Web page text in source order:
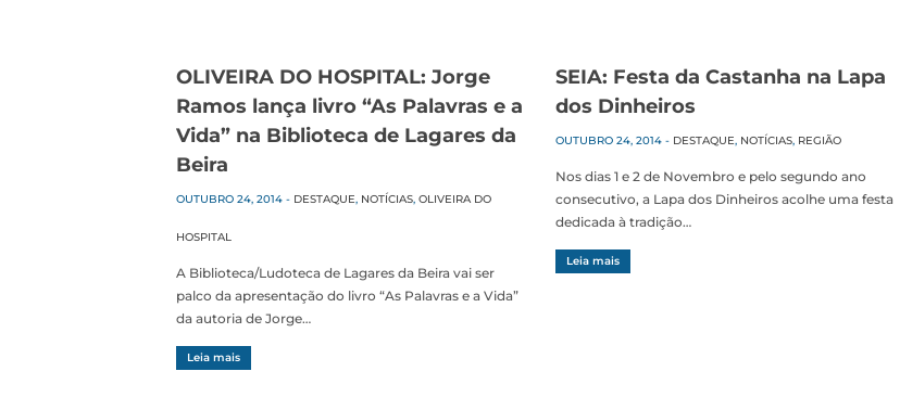
OLIVEIRA DO HOSPITAL: Jorge
Ramos lança livro “As Palavras e a
Vida” na Biblioteca de Lagares da
Beira
OUTUBRO 24, 2014 - DESTAQUE, NOTÍCIAS, OLIVEIRA DO
HOSPITAL
A Biblioteca/Ludoteca de Lagares da Beira vai ser
palco da apresentação do livro “As Palavras e a Vida”
da autoria de Jorge…
Leia mais
SEIA: Festa da Castanha na Lapa
dos Dinheiros
OUTUBRO 24, 2014 - DESTAQUE, NOTÍCIAS, REGIÃO
Nos dias 1 e 2 de Novembro e pelo segundo ano
consecutivo, a Lapa dos Dinheiros acolhe uma festa
dedicada à tradição…
Leia mais